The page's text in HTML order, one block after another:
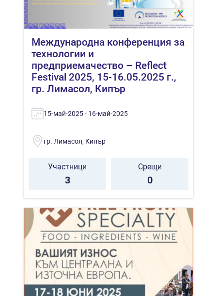
Международна конференция за
технологии и
предприемачество – Reflect
Festival 2025, 15-16.05.2025 г.,
гр. Лимасол, Кипър
15-май-2025 - 16-май-2025
гр. Лимасол, Кипър
Участници
3
Срещи
0